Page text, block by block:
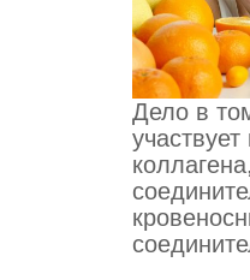
Дело в